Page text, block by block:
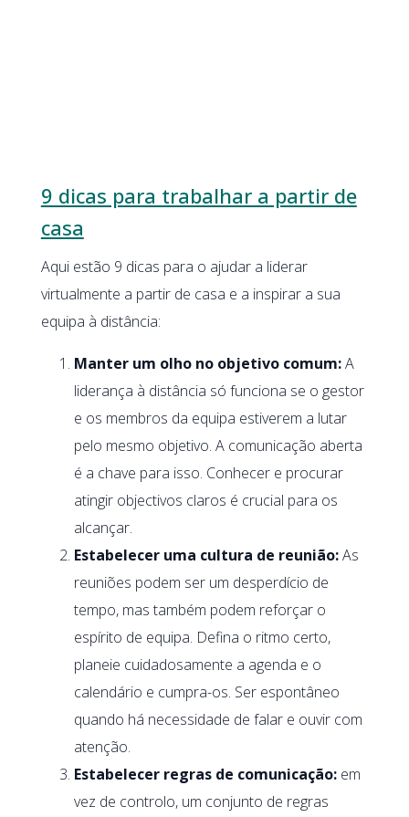
9 dicas para trabalhar a partir de
casa
Aqui estão 9 dicas para o ajudar a liderar
virtualmente a partir de casa e a inspirar a sua
equipa à distância:
Manter um olho no objetivo comum:A
liderança à distância só funciona se o gestor
e os membros da equipa estiverem a lutar
pelo mesmo objetivo. A comunicação aberta
é a chave para isso. Conhecer e procurar
atingir objectivos claros é crucial para os
alcançar.
Estabelecer uma cultura de reunião:As
reuniões podem ser um desperdício de
tempo, mas também podem reforçar o
espírito de equipa. Defina o ritmo certo,
planeie cuidadosamente a agenda e o
calendário e cumpra-os. Ser espontâneo
quando há necessidade de falar e ouvir com
atenção.
Estabelecer regras de comunicação:em
vez de controlo, um conjunto de regras